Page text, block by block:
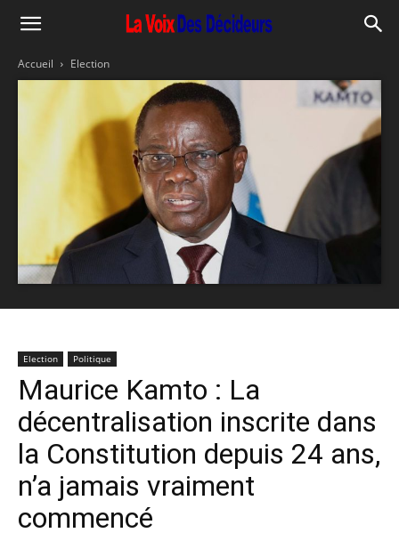
Accueil Election
Election Politique
Maurice Kamto : La
décentralisation inscrite dans
la Constitution depuis 24 ans,
n’a jamais vraiment
commencé